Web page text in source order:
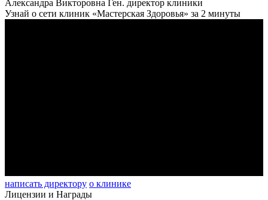
Александра Викторовна Ген. директор клиники
Узнай о сети клиник «Мастерская Здоровья» за 2 минуты
написать директору о клинике
Лицензии и Награды